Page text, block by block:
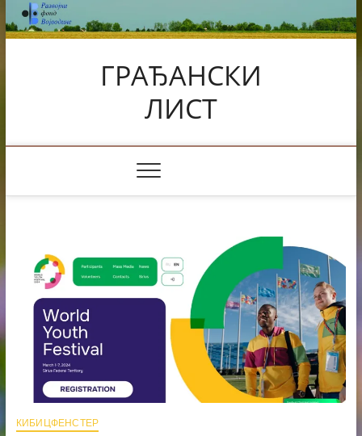
Skip
to
content
ГРАЂАНСКИ
ЛИСТ
КИБИЦФЕНСТЕР